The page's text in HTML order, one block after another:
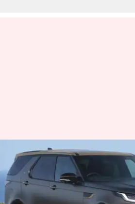
லேண்ட் ரோவர்
ஜெமினி,
பதிப்புகளுடன்
இந்தியாவில்